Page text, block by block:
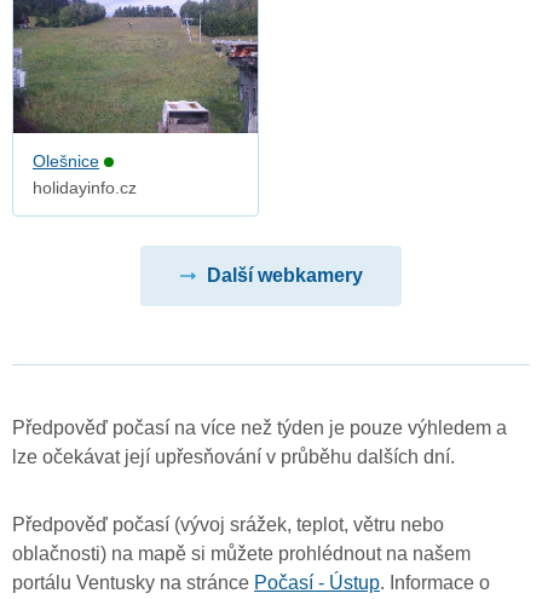
Olešnice
holidayinfo.cz
Další webkamery
Předpověď počasí na více než týden je pouze výhledem a
lze očekávat její upřesňování v průběhu dalších dní.
Předpověď počasí (vývoj srážek, teplot, větru nebo
oblačnosti) na mapě si můžete prohlédnout na našem
portálu Ventusky na stránce Počasí - Ústup. Informace o